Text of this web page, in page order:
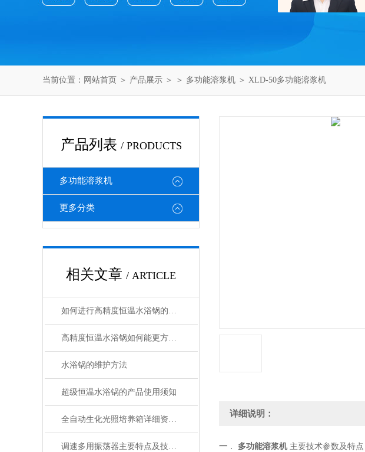
当前位置： 网站首页 ＞ 产品展示 ＞ ＞ 多功能溶浆机 ＞ XLD-50多功能溶浆机
产品列表 / PRODUCTS
多功能溶浆机
更多分类
相关文章 / ARTICLE
如何进行高精度恒温水浴锅的日常维护？
高精度恒温水浴锅如何能更方便的使用
水浴锅的维护方法
超级恒温水浴锅的产品使用须知
全自动生化光照培养箱详细资料分析使用教程
调速多用振荡器主要特点及技术指标
详细说明：
一 ． 多功能溶浆机主要技术参数及特点